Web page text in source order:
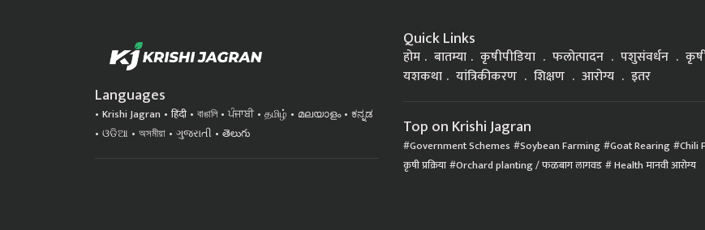
Languages
Krishi Jagran हिंदी বাঙালি ਪੰਜਾਬੀ தமிழ் മലയാളം
ಕನ್ನಡ
ଓଡିଆ
অসমীয়া ગુજરાતી తెలుగు
Quick Links
होम बातम्या कृषीपीडिया फलोत्पादन पशुसंवर्धन
यशकथा
यांत्रिकीकरण शिक्षण आरोग्य इतर
Top on Krishi Jagran
Government Schemes Soybean Farming Goat Rearing Chili
कृषी प्रक्रिया Orchard planting / फळबाग लागवड Health मानवी आरोग्य